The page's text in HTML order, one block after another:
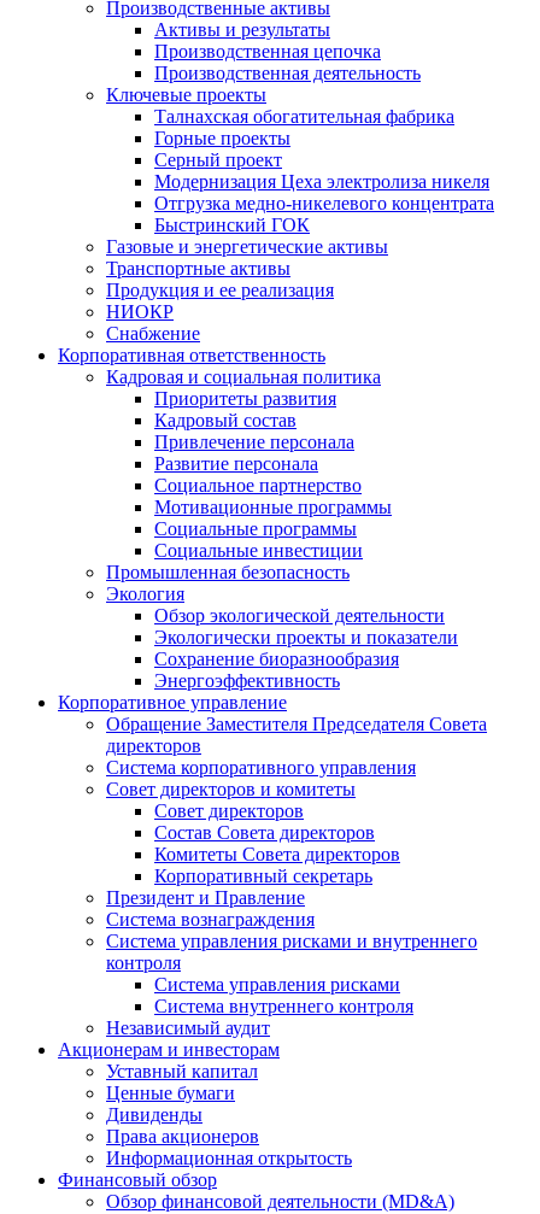
Производственные активы
Активы и результаты
Производственная цепочка
Производственная деятельность
Ключевые проекты
Талнахская обогатительная фабрика
Горные проекты
Серный проект
Модернизация Цеха электролиза никеля
Отгрузка медно-никелевого концентрата
Быстринский ГОК
Газовые и энергетические активы
Транспортные активы
Продукция и ее реализация
НИОКР
Снабжение
Корпоративная ответственность
Кадровая и социальная политика
Приоритеты развития
Кадровый состав
Привлечение персонала
Развитие персонала
Социальное партнерство
Мотивационные программы
Социальные программы
Социальные инвестиции
Промышленная безопасность
Экология
Обзор экологической деятельности
Экологически проекты и показатели
Сохранение биоразнообразия
Энергоэффективность
Корпоративное управление
Обращение Заместителя Председателя Совета
директоров
Система корпоративного управления
Совет директоров и комитеты
Совет директоров
Состав Совета директоров
Комитеты Совета директоров
Корпоративный секретарь
Президент и Правление
Система вознаграждения
Система управления рисками и внутреннего
контроля
Система управления рисками
Система внутреннего контроля
Независимый аудит
Акционерам и инвесторам
Уставный капитал
Ценные бумаги
Дивиденды
Права акционеров
Информационная открытость
Финансовый обзор
Обзор финансовой деятельности (MD&A)